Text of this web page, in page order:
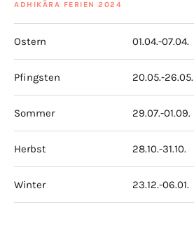
ADHIKĀRA FERIEN 2024
Ostern 01.04.-07.04.
Pfingsten 20.05.-26.05.
Sommer 29.07.-01.09.
Herbst 28.10.-31.10.
Winter 23.12.-06.01.